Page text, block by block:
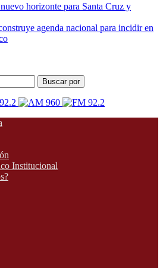
horizonte para Santa Cruz y
agenda nacional para incidir en
Buscar por
Institucional